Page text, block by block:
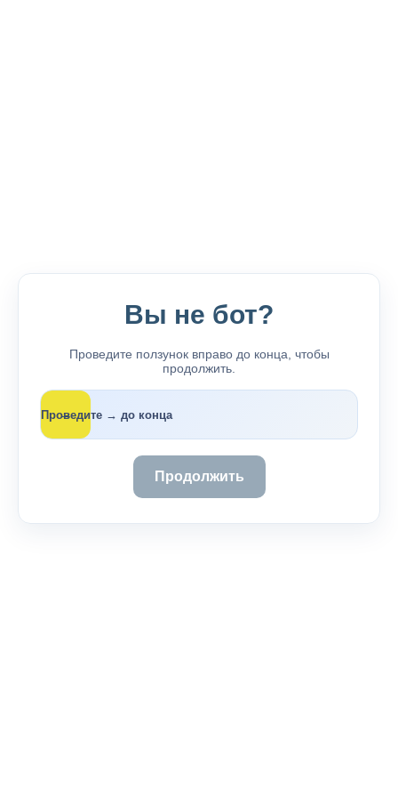
Вы не бот?
Проведите ползунок вправо до конца, чтобы
продолжить.
Проведите → до конца
→
Продолжить